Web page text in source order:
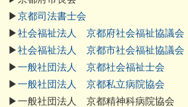
▶京都司法書士会
▶社会福祉法人 京都府社会福祉協議会
▶社会福祉法人 京都市社会福祉協議会
▶一般社団法人 京都社会福祉士会
▶一般社団法人 京都私立病院協会
▶一般社団法人 京都精神科病院協会